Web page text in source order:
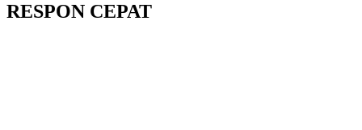
RESPON CEPAT